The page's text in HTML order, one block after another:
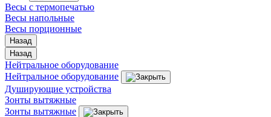
Весы с термопечатью
Весы напольные
Весы порционные
Назад
Назад
Нейтральное оборудование
Нейтральное оборудование
Душирующие устройства
Зонты вытяжные
Зонты вытяжные